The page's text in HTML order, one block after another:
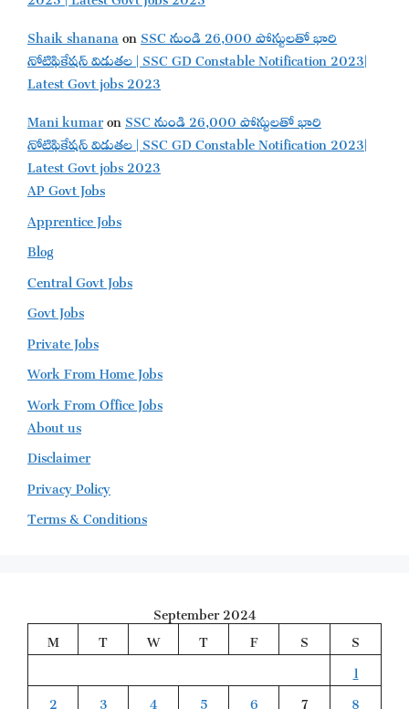
Shaik shananaonSSC నుండి 26,000 పోస్టులతో భారి
నోటిఫికేషన్ విడుతల | SSC GD Constable Notification 2023|
Latest Govt jobs 2023
Mani kumaronSSC నుండి 26,000 పోస్టులతో భారి
నోటిఫికేషన్ విడుతల | SSC GD Constable Notification 2023|
Latest Govt jobs 2023
AP Govt Jobs
Apprentice Jobs
Blog
Central Govt Jobs
Govt Jobs
Private Jobs
Work From Home Jobs
Work From Office Jobs
About us
Disclaimer
Privacy Policy
Terms & Conditions
September 2024
M
T W T F S
S
1
2
3 4 5 6 7 8